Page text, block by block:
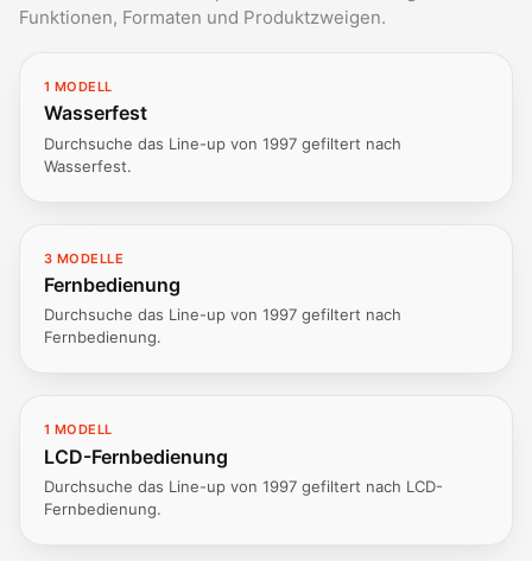
Funktionen, Formaten und Produktzweigen.
1 MODELL
Wasserfest
Durchsuche das Line-up von 1997 gefiltert nach
Wasserfest.
3 MODELLE
Fernbedienung
Durchsuche das Line-up von 1997 gefiltert nach
Fernbedienung.
1 MODELL
LCD-Fernbedienung
Durchsuche das Line-up von 1997 gefiltert nach LCD-
Fernbedienung.